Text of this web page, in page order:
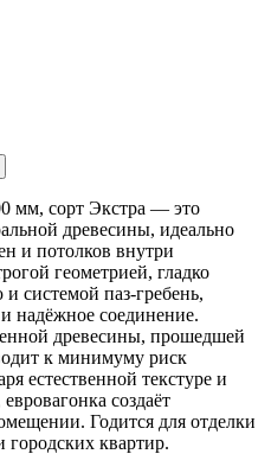
мм, сорт Экстра — это
древесины, идеально
и потолков внутри
геометрией, гладко
системой паз-гребень,
надёжное соединение.
древесины, прошедшей
к минимуму риск
естественной текстуре и
создаёт
Годится для отделки
городских квартир.